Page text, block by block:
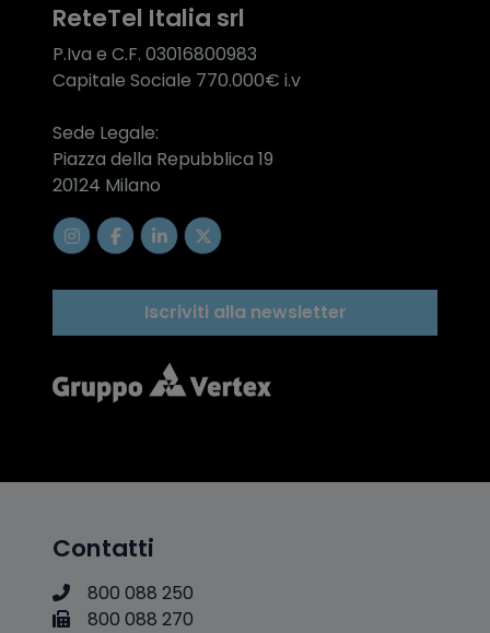
ReteTel Italia srl
P.Iva e C.F. 03016800983
Capitale Sociale 770.000€ i.v
Sede Legale:
Piazza della Repubblica 19
20124 Milano
Iscriviti alla newsletter
Contatti
800 088 250
800 088 270